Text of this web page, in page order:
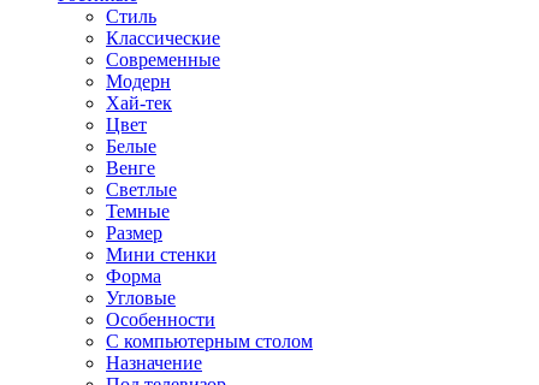
Стиль
Классические
Современные
Модерн
Хай-тек
Цвет
Белые
Венге
Светлые
Темные
Размер
Мини стенки
Форма
Угловые
Особенности
С компьютерным столом
Назначение